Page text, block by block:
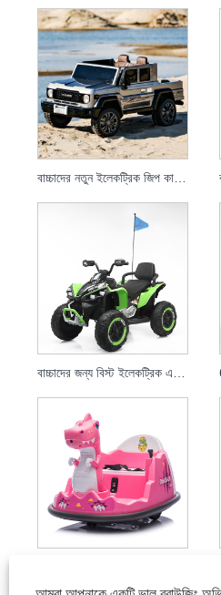
বাচ্চাদের নতুন ইলেকট্রিক জিপ কার দুই সিট